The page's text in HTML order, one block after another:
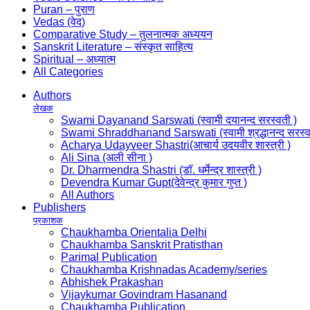
Puran – पुराण
Vedas (वेद)
Comparative Study – तुलनात्मक अध्ययन
Sanskrit Literature – संस्कृत साहित्य
Spiritual – अध्यात्म
All Categories
Authors
लेखक
Swami Dayanand Sarswati (स्वामी दयानन्द सरस्वती )
Swami Shraddhanand Sarswati (स्वामी श्रद्धानन्द
Acharya Udayveer Shastri(आचार्य उदयवीर शास्त्री )
Ali Sina (अली सीना )
Dr. Dharmendra Shastri (डॉ. धर्मेन्द्र शास्त्री )
Devendra Kumar Gupt(देवेन्द्र कुमार गुप्त )
All Authors
Publishers
प्रकाशक
Chaukhamba Orientalia Delhi
Chaukhamba Sanskrit Pratisthan
Parimal Publication
Chaukhamba Krishnadas Academy/series
Abhishek Prakashan
Vijaykumar Govindram Hasanand
Chaukhamba Publication